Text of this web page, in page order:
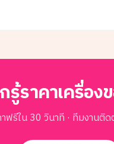
รู้ราคาเครื่อ
าฟรีใน 30 วินาที · ทีมงานติ